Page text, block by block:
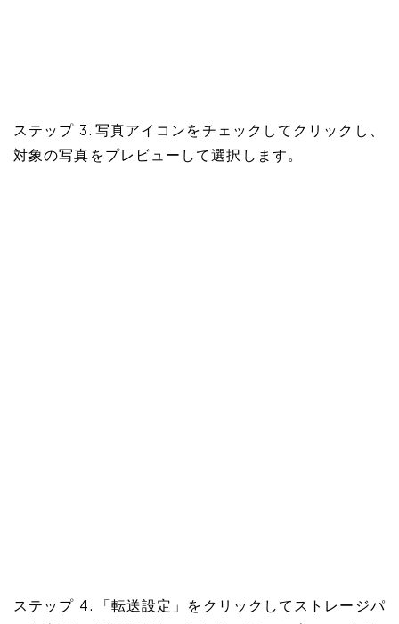
ステップ 3. 写真アイコンをチェックしてクリックし、
対象の写真をプレビューして選択します。
ステップ 4. 「転送設定」をクリックしてストレージパ